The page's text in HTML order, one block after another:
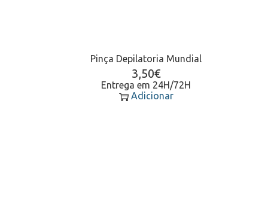
Pinça Depilatoria Mundial
3,50€
Entrega em 24H/72H
Adicionar